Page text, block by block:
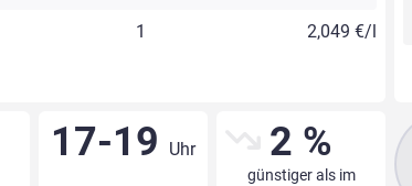
1 2,049 €/l
17-19 Uhr 2 %
günstiger als im